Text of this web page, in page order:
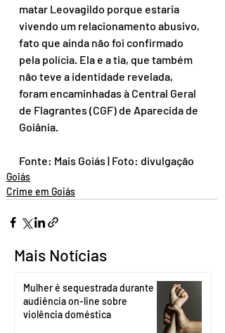
matar Leovagildo porque estaria
vivendo um relacionamento abusivo,
fato que ainda não foi confirmado
pela polícia. Ela e a tia, que também
não teve a identidade revelada,
foram encaminhadas à Central Geral
de Flagrantes (CGF) de Aparecida de
Goiânia.
Fonte: Mais Goiás | Foto: divulgação
Goiás
Crime em Goiás
Mais Notícias
Mulher é sequestrada durante
audiência on-line sobre
violência doméstica